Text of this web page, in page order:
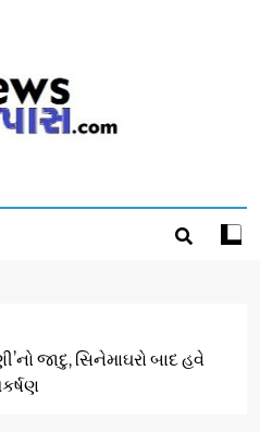
જાદુ, સિનેમાઘરો બાદ હવે